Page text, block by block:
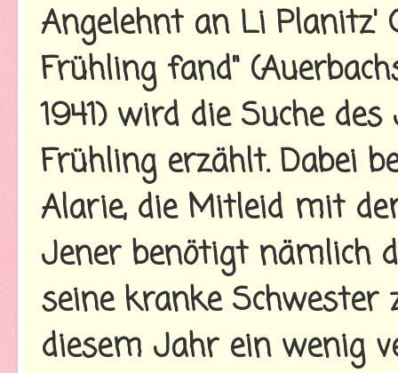
Angelehnt an Li Planitz'
Frühling fand"
1941) wird die Suche
Frühling erzählt. Dabei
Alarie, die Mitleid mit
Jener benötigt nämlich
seine kranke Schwester
diesem Jahr ein wenig